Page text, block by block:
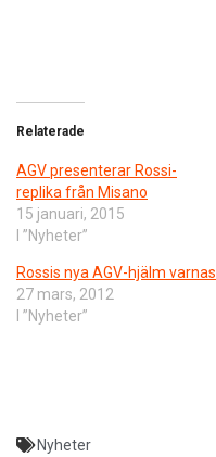
Relaterade
AGV presenterar Rossi-
replika från Misano
15 januari, 2015
I ”Nyheter”
Rossis nya AGV-hjälm varnas
27 mars, 2012
I ”Nyheter”
Nyheter